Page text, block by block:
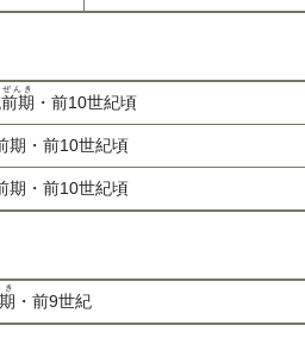
前期
ぜんき
・前10世紀頃
期・前10世紀頃
期・前10世紀頃
き
・前9世紀